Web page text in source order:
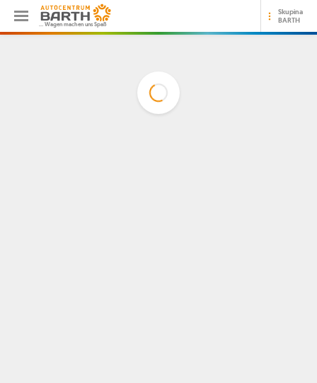
… Wagen machen uns Spaß
Skupina
BARTH